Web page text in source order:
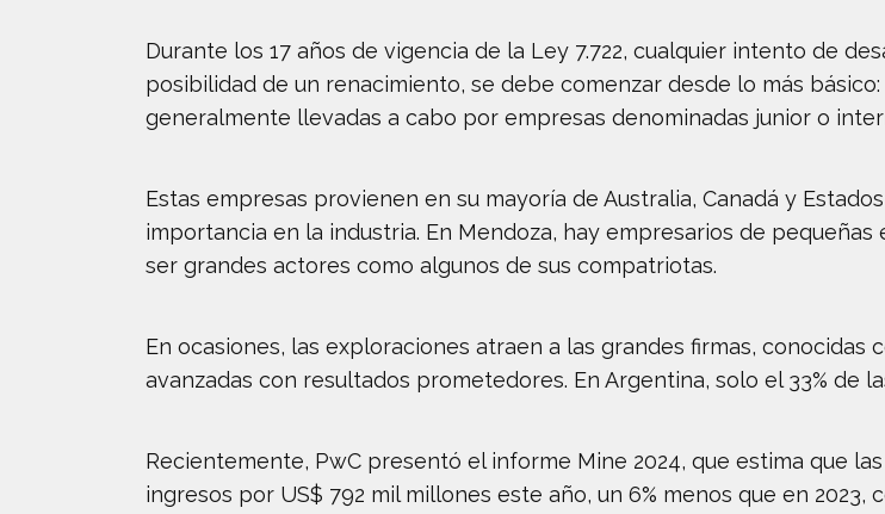
Durante los 17 años de vigencia de la Ley 7.722, cualquier intento de
posibilidad de un renacimiento, se debe comenzar desde lo más
generalmente llevadas a cabo por empresas denominadas junior o
Estas empresas provienen en su mayoría de Australia, Canadá y
importancia en la industria. En Mendoza, hay empresarios de
ser grandes actores como algunos de sus compatriotas.
En ocasiones, las exploraciones atraen a las grandes firmas,
avanzadas con resultados prometedores. En Argentina, solo el 33% de
Recientemente, PwC presentó el informe Mine 2024, que estima que
ingresos por US$ 792 mil millones este año, un 6% menos que en 2023,